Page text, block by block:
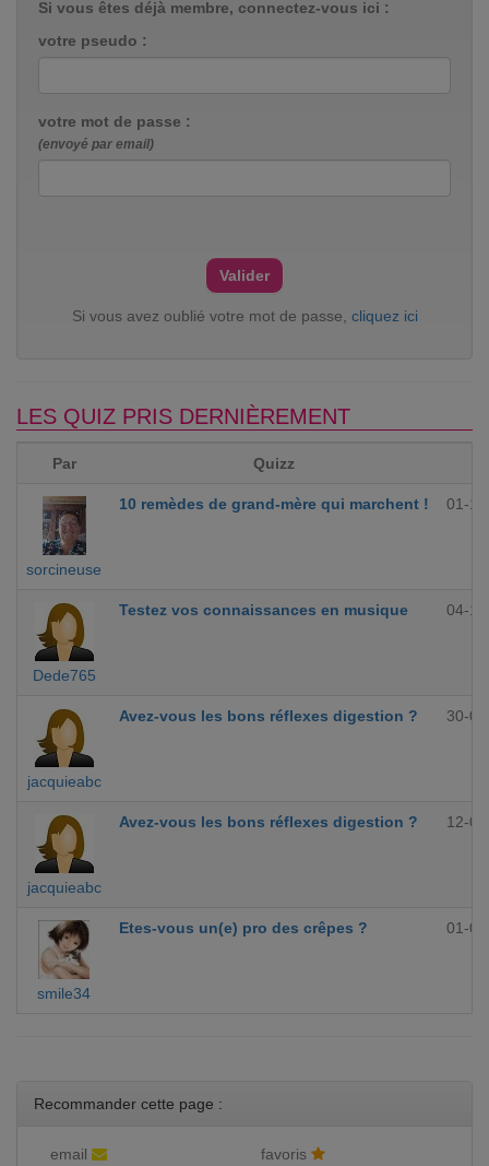
Si vous êtes déjà membre, connectez-vous ici :
votre pseudo :
votre mot de passe :
(envoyé par email)
Si vous avez oublié votre mot de passe, cliquez ici
LES QUIZ PRIS DERNIÈREMENT
Par Quizz
sorcineuse
10 remèdes de grand-mère qui marchent ! 01-
Dede765
Testez vos connaissances en musique 04-
jacquieabc
Avez-vous les bons réflexes digestion ? 30-
jacquieabc
Avez-vous les bons réflexes digestion ? 12-
smile34
Etes-vous un(e) pro des crêpes ? 01-
Recommander cette page :
email
favoris